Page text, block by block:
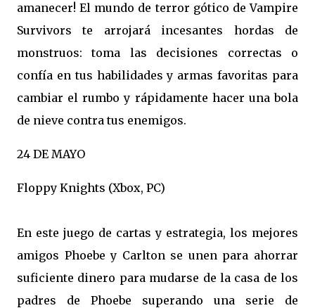
amanecer! El mundo de terror gótico de Vampire
Survivors te arrojará incesantes hordas de
monstruos: toma las decisiones correctas o
confía en tus habilidades y armas favoritas para
cambiar el rumbo y rápidamente hacer una bola
de nieve contra tus enemigos.
24 DE MAYO
Floppy Knights (Xbox, PC)
En este juego de cartas y estrategia, los mejores
amigos Phoebe y Carlton se unen para ahorrar
suficiente dinero para mudarse de la casa de los
padres de Phoebe superando una serie de